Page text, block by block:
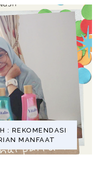
: REKOMENDASI
MANFAAT